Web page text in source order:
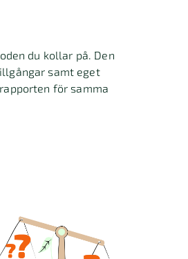
du kollar på. Den
samt eget
för samma